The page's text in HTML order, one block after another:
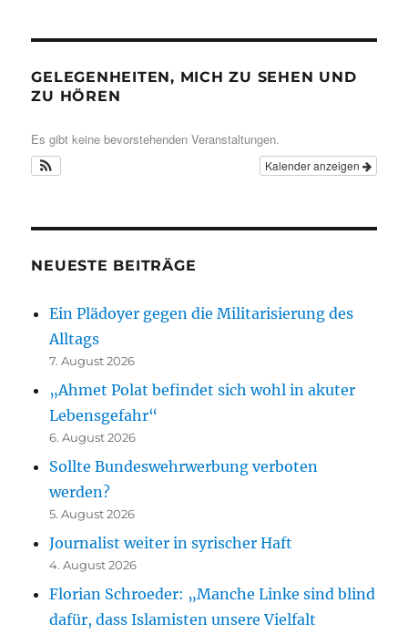
GELEGENHEITEN, MICH ZU SEHEN UND
ZU HÖREN
Es gibt keine bevorstehenden Veranstaltungen.
Kalender anzeigen
NEUESTE BEITRÄGE
Ein Plädoyer gegen die Militarisierung des
Alltags
7. August 2026
„Ahmet Polat befindet sich wohl in akuter
Lebensgefahr“
6. August 2026
Sollte Bundeswehrwerbung verboten
werden?
5. August 2026
Journalist weiter in syrischer Haft
4. August 2026
Florian Schroeder: „Manche Linke sind blind
dafür, dass Islamisten unsere Vielfalt